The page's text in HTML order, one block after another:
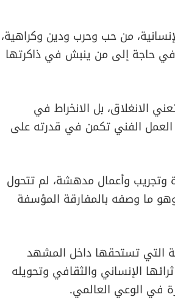
من حب وحرب ودين وكراهية،
في حاجة إلى من ينبش في ذاكرتها
الانغلاق، بل الانخراط في
العمل الفني تكمن في قدرته على
وتجريب وأعمال مدهشة، لم تتحول
ما وصفه بالمفارقة المؤسفة
التي تستحقها داخل المشهد
الإنساني والثقافي وتحويله
في الوعي العالمي.